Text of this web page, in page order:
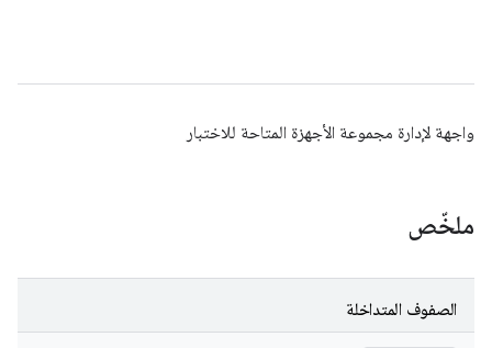
واجهة لإدارة مجموعة الأجهزة المتاحة للاختبار
ملخّص
الصفوف المتداخلة